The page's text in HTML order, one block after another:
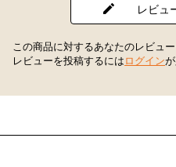
レビュ
この商品に対するあなたのレビュ
レビューを投稿するには ログイン